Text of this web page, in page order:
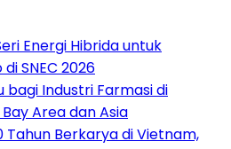
Energi Hibrida untuk
SNEC 2026
bagi Industri Farmasi di
Area dan Asia
Tahun Berkarya di Vietnam,